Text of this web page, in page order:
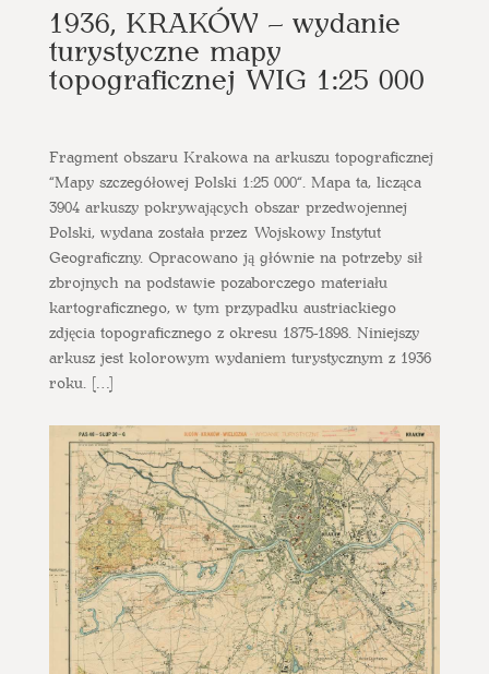
1936, KRAKÓW – wydanie
turystyczne mapy
topograficznej WIG 1:25 000
Fragment obszaru Krakowa na arkuszu topograficznej
“Mapy szczegółowej Polski 1:25 000“. Mapa ta, licząca
3904 arkuszy pokrywających obszar przedwojennej
Polski, wydana została przez Wojskowy Instytut
Geograficzny. Opracowano ją głównie na potrzeby sił
zbrojnych na podstawie pozaborczego materiału
kartograficznego, w tym przypadku austriackiego
zdjęcia topograficznego z okresu 1875-1898. Niniejszy
arkusz jest kolorowym wydaniem turystycznym z 1936
roku. […]